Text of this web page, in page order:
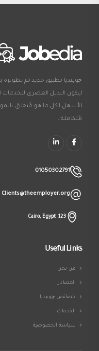
ليكون البديل العصرى للخدمات
الأسهل لكل ما هو مُتعلق
مُتكاملة .
01050302791
Clients@theemployer.org
123, Cairo, Egypt
Useful Links
من نحن
المصادر
خصائص چوبيديا
الخدمات
سياسة الخصوصية